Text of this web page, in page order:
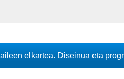
elkartea. Diseinua eta